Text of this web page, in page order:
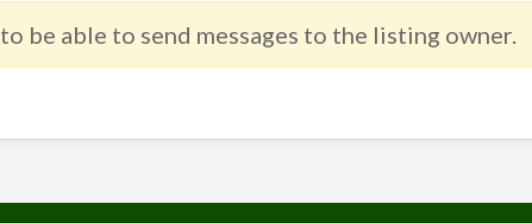
to be able to send messages to the listing owner.